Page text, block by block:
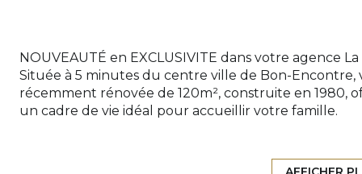
NOUVEAUTÉ en EXCLUSIVITE dans votre agence
Située à 5 minutes du centre ville de Bon-
récemment rénovée de 120m², construite en 1980,
un cadre de vie idéal pour accueillir votre famille.
l’espace tout en conservant une atmosphère